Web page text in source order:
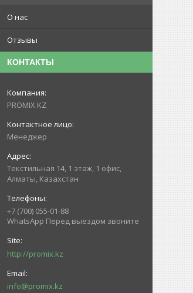
О нас
Отзывы
КОНТАКТЫ
PROMIX KZ
Менеджер
Текстильная 14, 1 этаж, 1 офис,
Алматы, Казахстан
+7 (700) 055-01-88
WhatsApp Перед выездом звоните
http://promix.kz
info@promix.kz